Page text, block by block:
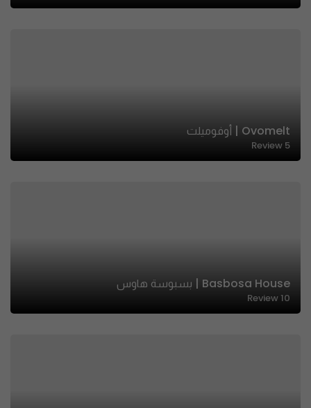
Ovomelt | أوفوميلت
5
Review
Basbosa House | بسبوسة هاوس
10
Review